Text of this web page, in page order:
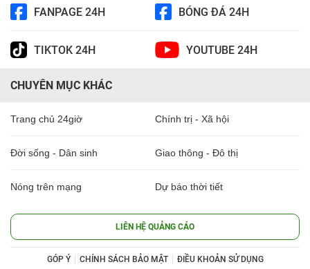
FANPAGE 24H BÓNG ĐÁ 24H
TIKTOK 24H YOUTUBE 24H
CHUYÊN MỤC KHÁC
Trang chủ 24giờ Chính trị - Xã hội
Đời sống - Dân sinh Giao thông - Đô thị
Nóng trên mạng Dự báo thời tiết
LIÊN HỆ QUẢNG CÁO
GÓP Ý CHÍNH SÁCH BẢO MẬT ĐIỀU KHOẢN SỬ DỤNG